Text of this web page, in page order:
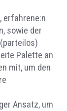
erfahrene:n
sowie der
Palette an
mit, um den
Ansatz, um